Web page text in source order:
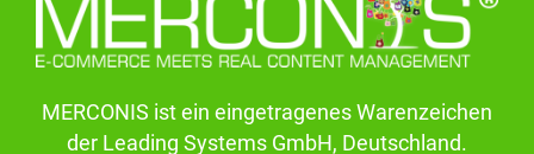
MERCONIS ist ein eingetragenes Warenzeichen
der Leading Systems GmbH, Deutschland.